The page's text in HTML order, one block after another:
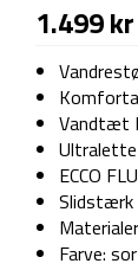
1.499kr
Vandtæt
Ultralette
ECCO
Slidstærk
Farve: